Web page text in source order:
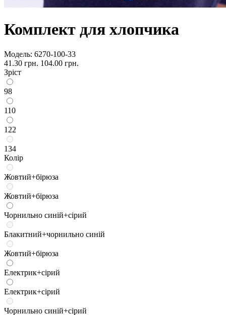
Комплект для хлопчика
Модель: 6270-100-33
41.30 грн. 104.00 грн.
Зріст
98
110
122
134
Колір
Жовтий+бірюза
Жовтий+бірюза
Чорнильно синій+сірий
Блакитний+чорнильно синій
Жовтий+бірюза
Електрик+сірий
Електрик+сірий
Чорнильно синій+сірий